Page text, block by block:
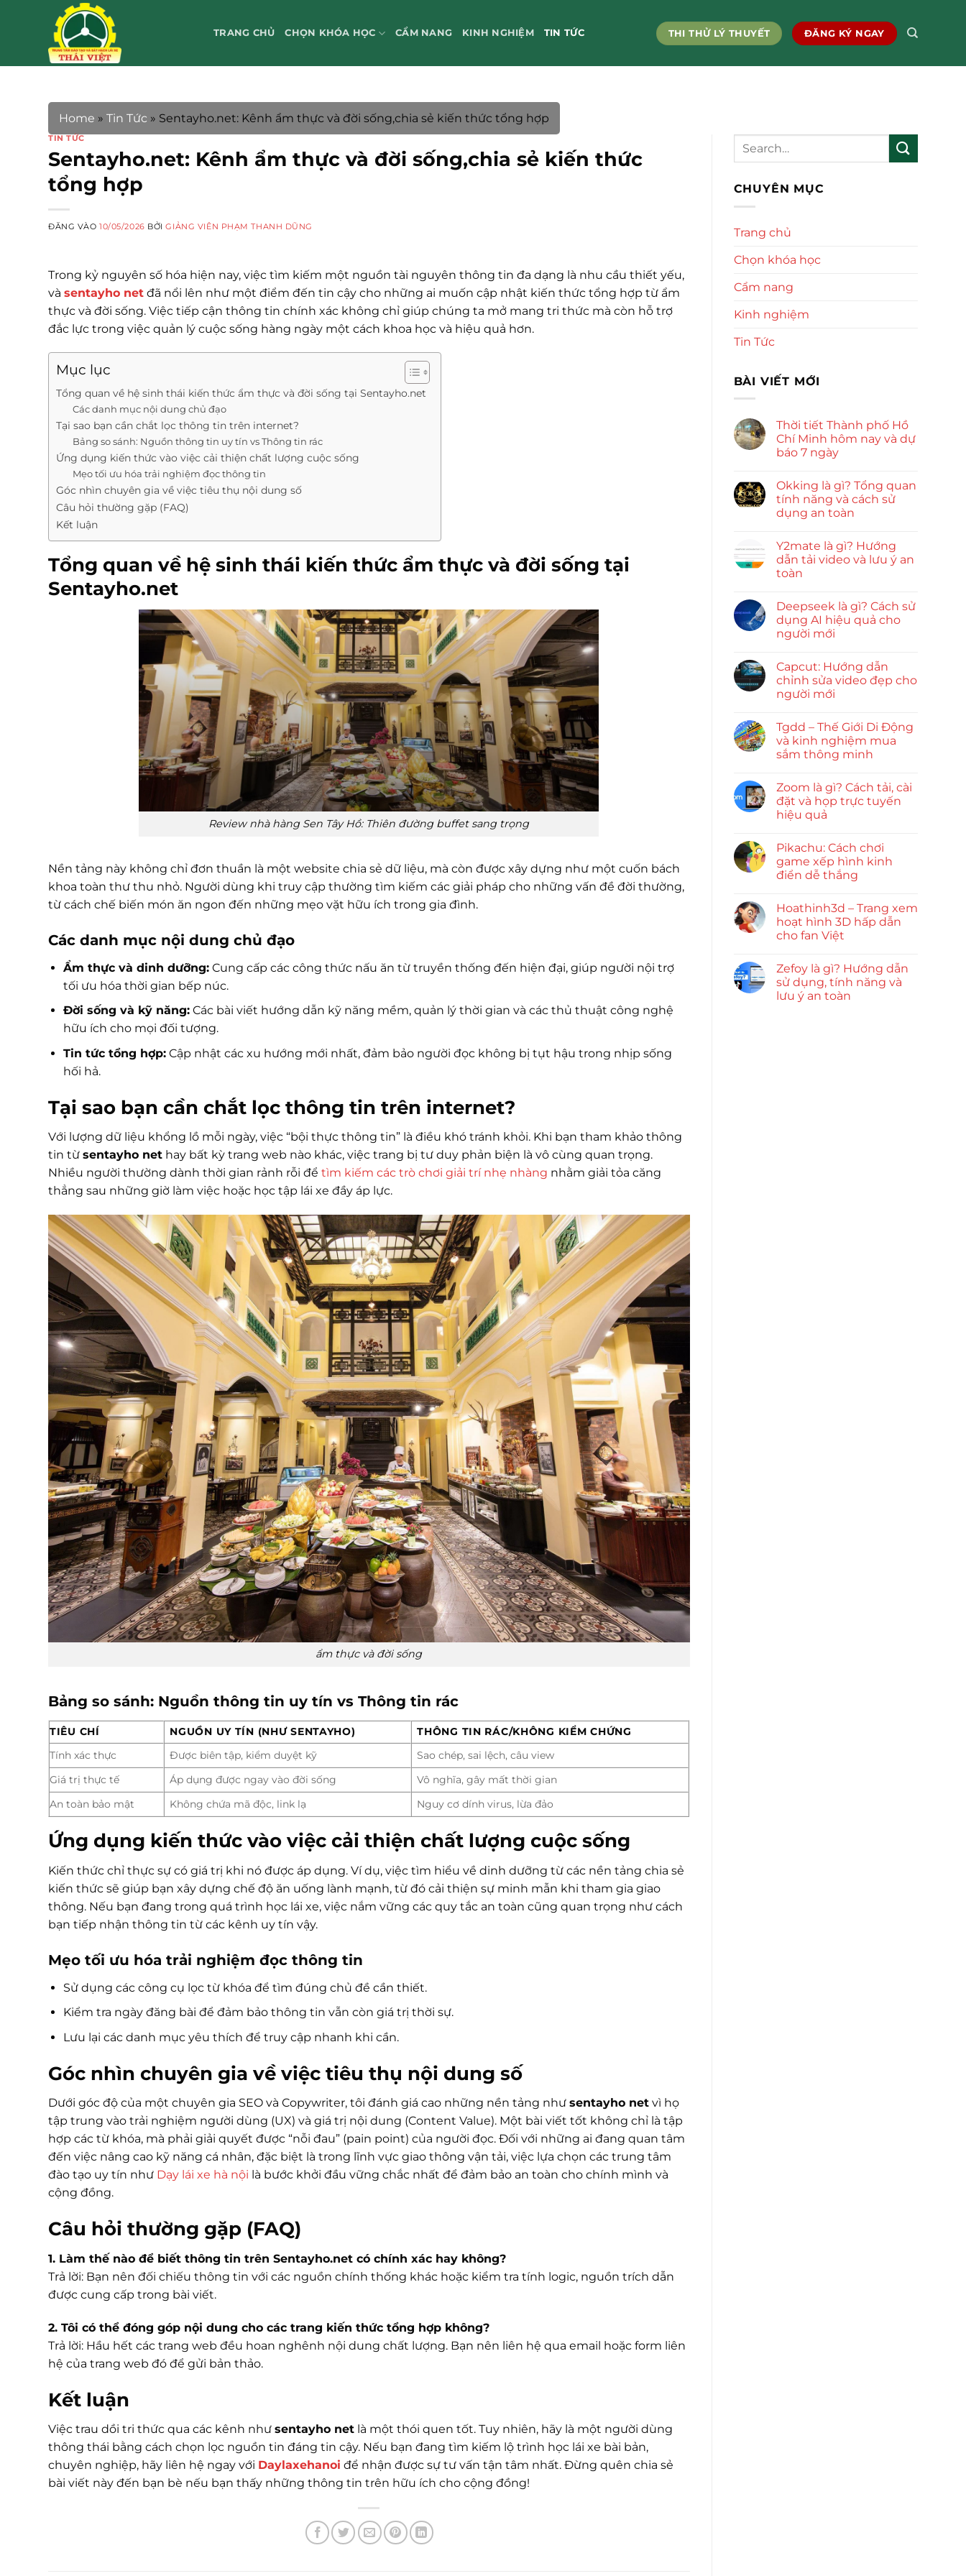
TRANG CHỦ CHỌN KHÓA HỌC CẨM NANG KINH NGHIỆM TIN TỨC THI THỬ LÝ THUYẾT ĐĂNG KÝ NGAY
Home » Tin Tức » Sentayho.net: Kênh ẩm thực và đời sống,chia sẻ kiến thức tổng hợp
TIN TỨC
Sentayho.net: Kênh ẩm thực và đời sống,chia sẻ kiến thức
tổng hợp
ĐĂNG VÀO10/05/2026 BỞIGIẢNG VIÊN PHẠM THANH DŨNG
Trong kỷ nguyên số hóa hiện nay, việc tìm kiếm một nguồn tài nguyên thông tin đa dạng là nhu cầu thiết yếu,
và sentayho net đã nổi lên như một điểm đến tin cậy cho những ai muốn cập nhật kiến thức tổng hợp từ ẩm
thực và đời sống. Việc tiếp cận thông tin chính xác không chỉ giúp chúng ta mở mang tri thức mà còn hỗ trợ
đắc lực trong việc quản lý cuộc sống hàng ngày một cách khoa học và hiệu quả hơn.
Mục lục
Tổng quan về hệ sinh thái kiến thức ẩm thực và đời sống tại Sentayho.net
Các danh mục nội dung chủ đạo
Tại sao bạn cần chắt lọc thông tin trên internet?
Bảng so sánh: Nguồn thông tin uy tín vs Thông tin rác
Ứng dụng kiến thức vào việc cải thiện chất lượng cuộc sống
Mẹo tối ưu hóa trải nghiệm đọc thông tin
Góc nhìn chuyên gia về việc tiêu thụ nội dung số
Câu hỏi thường gặp (FAQ)
Kết luận
Tổng quan về hệ sinh thái kiến thức ẩm thực và đời sống tại
Sentayho.net
Review nhà hàng Sen Tây Hồ: Thiên đường buffet sang trọng
Nền tảng này không chỉ đơn thuần là một website chia sẻ dữ liệu, mà còn được xây dựng như một cuốn bách
khoa toàn thư thu nhỏ. Người dùng khi truy cập thường tìm kiếm các giải pháp cho những vấn đề đời thường,
từ cách chế biến món ăn ngon đến những mẹo vặt hữu ích trong gia đình.
Các danh mục nội dung chủ đạo
Ẩm thực và dinh dưỡng:Cung cấp các công thức nấu ăn từ truyền thống đến hiện đại, giúp người nội trợ
tối ưu hóa thời gian bếp núc.
Đời sống và kỹ năng:Các bài viết hướng dẫn kỹ năng mềm, quản lý thời gian và các thủ thuật công nghệ
hữu ích cho mọi đối tượng.
Tin tức tổng hợp:Cập nhật các xu hướng mới nhất, đảm bảo người đọc không bị tụt hậu trong nhịp sống
hối hả.
Tại sao bạn cần chắt lọc thông tin trên internet?
Với lượng dữ liệu khổng lồ mỗi ngày, việc “bội thực thông tin” là điều khó tránh khỏi. Khi bạn tham khảo thông
tin từ sentayho net hay bất kỳ trang web nào khác, việc trang bị tư duy phản biện là vô cùng quan trọng.
Nhiều người thường dành thời gian rảnh rỗi để tìm kiếm các trò chơi giải trí nhẹ nhàng nhằm giải tỏa căng
thẳng sau những giờ làm việc hoặc học tập lái xe đầy áp lực.
ẩm thực và đời sống
Bảng so sánh: Nguồn thông tin uy tín vs Thông tin rác
TIÊU CHÍ NGUỒN UY TÍN (NHƯ SENTAYHO)
THÔNG TIN RÁC/KHÔNG KIỂM CHỨNG
Tính xác thực
Được biên tập, kiểm duyệt kỹ
Sao chép, sai lệch, câu view
Giá trị thực tế
Áp dụng được ngay vào đời sống
Vô nghĩa, gây mất thời gian
An toàn bảo mật
Không chứa mã độc, link lạ Nguy cơ dính virus, lừa đảo
Ứng dụng kiến thức vào việc cải thiện chất lượng cuộc sống
Kiến thức chỉ thực sự có giá trị khi nó được áp dụng. Ví dụ, việc tìm hiểu về dinh dưỡng từ các nền tảng chia sẻ
kiến thức sẽ giúp bạn xây dựng chế độ ăn uống lành mạnh, từ đó cải thiện sự minh mẫn khi tham gia giao
thông. Nếu bạn đang trong quá trình học lái xe, việc nắm vững các quy tắc an toàn cũng quan trọng như cách
bạn tiếp nhận thông tin từ các kênh uy tín vậy.
Mẹo tối ưu hóa trải nghiệm đọc thông tin
Sử dụng các công cụ lọc từ khóa để tìm đúng chủ đề cần thiết.
Kiểm tra ngày đăng bài để đảm bảo thông tin vẫn còn giá trị thời sự.
Lưu lại các danh mục yêu thích để truy cập nhanh khi cần.
Góc nhìn chuyên gia về việc tiêu thụ nội dung số
Dưới góc độ của một chuyên gia SEO và Copywriter, tôi đánh giá cao những nền tảng như sentayho net vì họ
tập trung vào trải nghiệm người dùng (UX) và giá trị nội dung (Content Value). Một bài viết tốt không chỉ là tập
hợp các từ khóa, mà phải giải quyết được “nỗi đau” (pain point) của người đọc. Đối với những ai đang quan tâm
đến việc nâng cao kỹ năng cá nhân, đặc biệt là trong lĩnh vực giao thông vận tải, việc lựa chọn các trung tâm
đào tạo uy tín như Dạy lái xe hà nội là bước khởi đầu vững chắc nhất để đảm bảo an toàn cho chính mình và
cộng đồng.
Câu hỏi thường gặp (FAQ)
1. Làm thế nào để biết thông tin trên Sentayho.net có chính xác hay không?
Trả lời: Bạn nên đối chiếu thông tin với các nguồn chính thống khác hoặc kiểm tra tính logic, nguồn trích dẫn
được cung cấp trong bài viết.
2. Tôi có thể đóng góp nội dung cho các trang kiến thức tổng hợp không?
Trả lời: Hầu hết các trang web đều hoan nghênh nội dung chất lượng. Bạn nên liên hệ qua email hoặc form liên
hệ của trang web đó để gửi bản thảo.
Kết luận
Việc trau dồi tri thức qua các kênh như sentayho net là một thói quen tốt. Tuy nhiên, hãy là một người dùng
thông thái bằng cách chọn lọc nguồn tin đáng tin cậy. Nếu bạn đang tìm kiếm lộ trình học lái xe bài bản,
chuyên nghiệp, hãy liên hệ ngay với Daylaxehanoi để nhận được sự tư vấn tận tâm nhất. Đừng quên chia sẻ
bài viết này đến bạn bè nếu bạn thấy những thông tin trên hữu ích cho cộng đồng!
CHUYÊN MỤC
Trang chủ
Chọn khóa học
Cẩm nang
Kinh nghiệm
Tin Tức
BÀI VIẾT MỚI
Thời tiết Thành phố Hồ
Chí Minh hôm nay và dự
báo 7 ngày
Okking là gì? Tổng quan
tính năng và cách sử
dụng an toàn
Y2mate là gì? Hướng
dẫn tải video và lưu ý an
toàn
Deepseek là gì? Cách sử
dụng AI hiệu quả cho
người mới
Capcut: Hướng dẫn
chỉnh sửa video đẹp cho
người mới
Tgdd – Thế Giới Di Động
và kinh nghiệm mua
sắm thông minh
Zoom là gì? Cách tải, cài
đặt và họp trực tuyến
hiệu quả
Pikachu: Cách chơi
game xếp hình kinh
điển dễ thắng
Hoathinh3d – Trang xem
hoạt hình 3D hấp dẫn
cho fan Việt
Zefoy là gì? Hướng dẫn
sử dụng, tính năng và
lưu ý an toàn